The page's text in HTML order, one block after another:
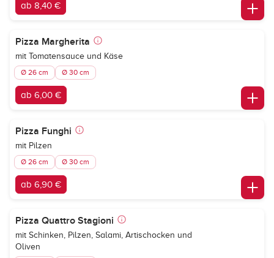
ab 8,40 €
Pizza Margherita
mit Tomatensauce und Käse
Ø 26 cm Ø 30 cm
ab 6,00 €
Pizza Funghi
mit Pilzen
Ø 26 cm Ø 30 cm
ab 6,90 €
Pizza Quattro Stagioni
mit Schinken, Pilzen, Salami, Artischocken und
Oliven